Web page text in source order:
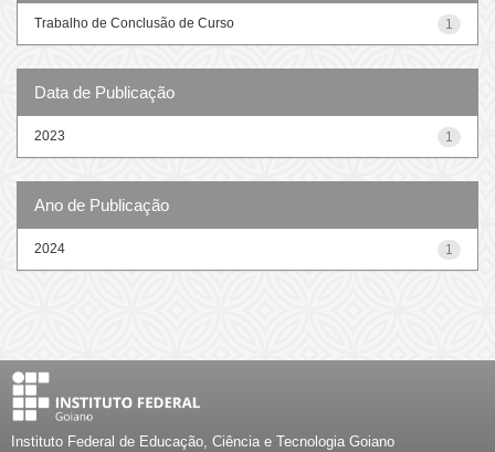
1
Trabalho de Conclusão de Curso
Data de Publicação
1
2023
Ano de Publicação
1
2024
Instituto Federal de Educação, Ciência e Tecnologia Goiano